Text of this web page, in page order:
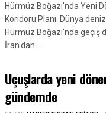
Hürmüz Boğazı'nda Yeni
Koridoru Planı. Dünya
Hürmüz Boğazı'nda geçiş
İran'dan...
Uçuşlarda yeni
gündemde